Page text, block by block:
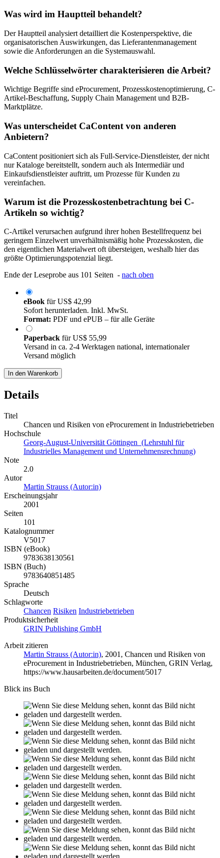
Was wird im Hauptteil behandelt?
Der Hauptteil analysiert detailliert die Kostenperspektive, die
organisatorischen Auswirkungen, das Lieferantenmanagement
sowie die Anforderungen an die Systemauswahl.
Welche Schlüsselwörter charakterisieren die Arbeit?
Wichtige Begriffe sind eProcurement, Prozesskostenoptimierung, C-
Artikel-Beschaffung, Supply Chain Management und B2B-
Marktplätze.
Was unterscheidet CaContent von anderen
Anbietern?
CaContent positioniert sich als Full-Service-Dienstleister, der nicht
nur Kataloge bereitstellt, sondern auch als Intermediär und
Einkaufsdienstleister auftritt, um Prozesse für Kunden zu
vereinfachen.
Warum ist die Prozesskostenbetrachtung bei C-
Artikeln so wichtig?
C-Artikel verursachen aufgrund ihrer hohen Bestellfrequenz bei
geringem Einzelwert unverhältnismäßig hohe Prozesskosten, die
den eigentlichen Materialwert oft übersteigen, weshalb hier das
größte Optimierungspotenzial liegt.
Ende der Leseprobe aus 101 Seiten - nach oben
eBook fürUS$ 42,99
Sofort herunterladen. Inkl. MwSt.
Format: PDF und ePUB – für alle Geräte
Paperback fürUS$ 55,99
Versand in ca. 2-4 Werktagen national, internationaler
Versand möglich
In den Warenkorb
Details
Titel
Chancen und Risiken von eProcurement in Industriebetrieben
Hochschule
Georg-August-Universität Göttingen (Lehrstuhl für
Industrielles Management und Unternehmensrechnung)
Note
2.0
Autor
Martin Strauss (Autor:in)
Erscheinungsjahr
2001
Seiten
101
Katalognummer
V5017
ISBN (eBook)
9783638130561
ISBN (Buch)
9783640851485
Sprache
Deutsch
Schlagworte
Chancen Risiken Industriebetrieben
Produktsicherheit
GRIN Publishing GmbH
Arbeit zitieren
Martin Strauss (Autor:in), 2001, Chancen und Risiken von
eProcurement in Industriebetrieben, München, GRIN Verlag,
https://www.hausarbeiten.de/document/5017
Blick ins Buch